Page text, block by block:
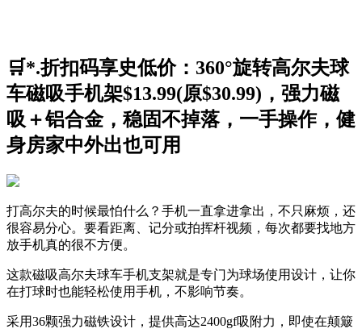
🛒*.折扣码享史低价：360°旋转高尔夫球
车磁吸手机架$13.99(原$30.99)，强力磁
吸＋铝合金，稳固不掉落，一手操作，健
身房家中外出也可用
打高尔夫的时候最怕什么？手机一直拿进拿出，不只麻烦，还
很容易分心。要看距离、记分或拍挥杆视频，每次都要找地方
放手机真的很不方便。
这款磁吸高尔夫球车手机支架就是专门为球场使用设计，让你
在打球时也能轻松使用手机，不影响节奏。
采用36颗强力磁铁设计，提供高达2400gf吸附力，即使在颠簸